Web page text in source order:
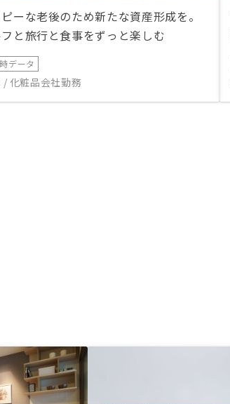
ーな老後のため新たな資産形成を。
と旅行と食事をずっと楽しむ
データ
/ 化粧品会社勤務